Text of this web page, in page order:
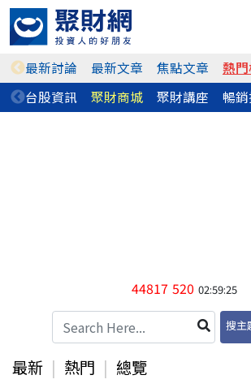
最新討論 最新文章 焦點文章 熱
台股資訊
聚財商城 聚財講座 暢
44817 520 02:59:25
搜主
最新 熱門 總覽